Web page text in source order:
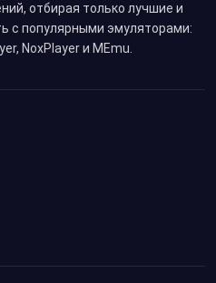
отбирая только лучшие и
с популярными эмуляторами:
NoxPlayer и MEmu.